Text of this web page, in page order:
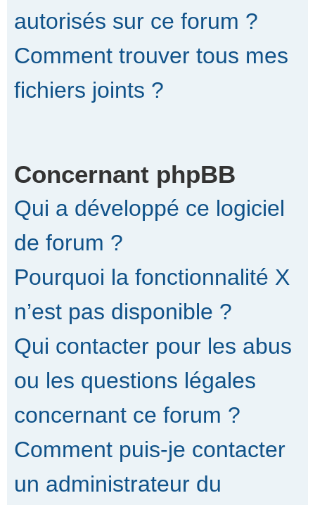
autorisés sur ce forum ?
Comment trouver tous mes
fichiers joints ?
Concernant phpBB
Qui a développé ce logiciel
de forum ?
Pourquoi la fonctionnalité X
n’est pas disponible ?
Qui contacter pour les abus
ou les questions légales
concernant ce forum ?
Comment puis-je contacter
un administrateur du